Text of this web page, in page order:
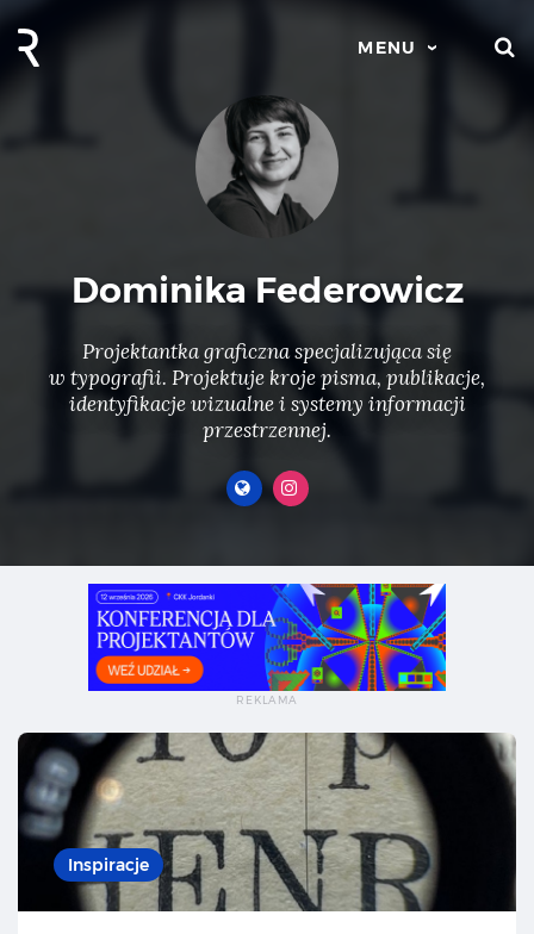
MENU
Dominika Federowicz
Projektantka graficzna specjalizująca się
w typografii. Projektuje kroje pisma, publikacje,
identyfikacje wizualne i systemy informacji
przestrzennej.
Inspiracje